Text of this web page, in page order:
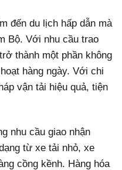
đến du lịch hấp dẫn mà
Bộ. Với nhu cầu trao
thành một phần không
hàng ngày. Với chi
vận tải hiệu quả, tiện
nhu cầu giao nhận
từ xe tải nhỏ, xe
cồng kềnh. Hàng hóa